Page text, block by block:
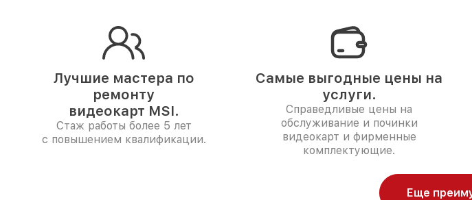
Лучшие мастера по
ремонту
видеокарт MSI.
Стаж работы более 5 лет
с повышением квалификации.
Самые выгодные цены на
услуги.
Справедливые цены на
обслуживание и починки
видеокарт и фирменные
комплектующие.
Еще